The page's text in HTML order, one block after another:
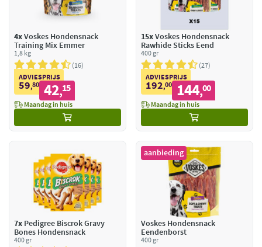
4xVoskes Hondensnack
Training Mix Emmer
1,8 kg
16
ADVIESPRIJS
59,80 42,15
Maandag in huis
15xVoskes Hondensnack
Rawhide Sticks Eend
400 gr
27
ADVIESPRIJS
192,00 144,00
Maandag in huis
7x Pedigree Biscrok Gravy
Bones Hondensnack
400 gr
aanbieding
Voskes Hondensnack
Eendenborst
400 gr